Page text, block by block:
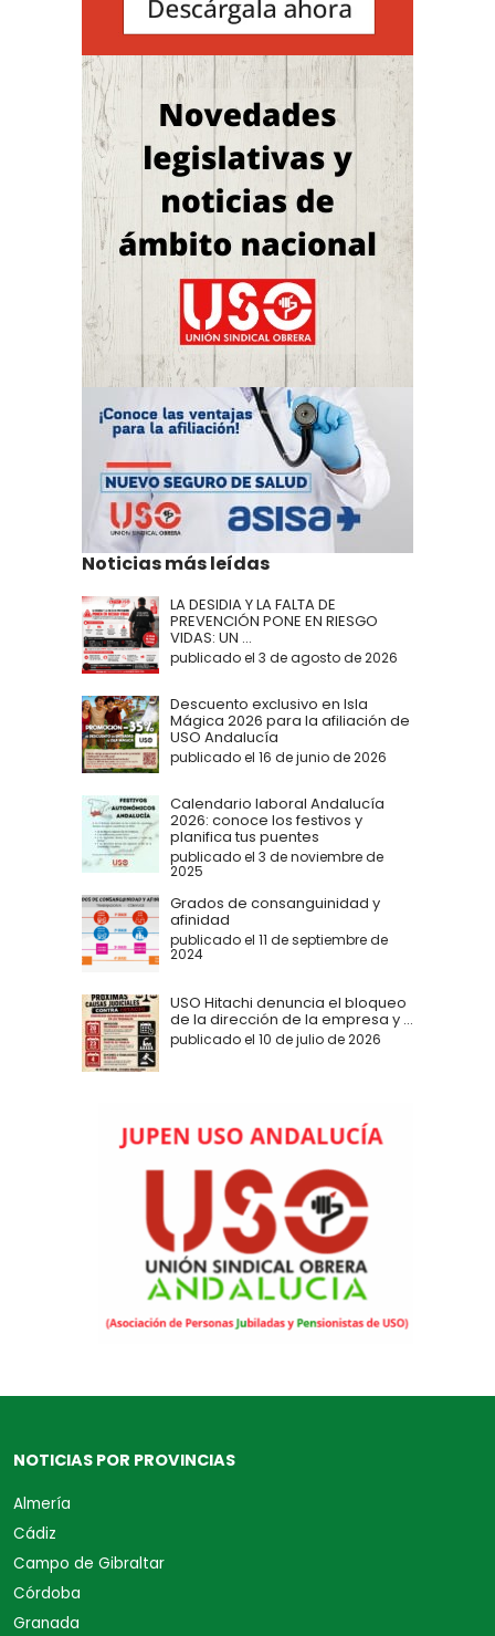
Noticias más leídas
LA DESIDIA Y LA FALTA DE
PREVENCIÓN PONE EN RIESGO
VIDAS: UN ...
publicado el 3 de agosto de 2026
Descuento exclusivo en Isla
Mágica 2026 para la afiliación de
USO Andalucía
publicado el 16 de junio de 2026
Calendario laboral Andalucía
2026: conoce los festivos y
planifica tus puentes
publicado el 3 de noviembre de
2025
Grados de consanguinidad y
afinidad
publicado el 11 de septiembre de
2024
USO Hitachi denuncia el bloqueo
de la dirección de la empresa y ...
publicado el 10 de julio de 2026
NOTICIAS POR PROVINCIAS
Almería
Cádiz
Campo de Gibraltar
Córdoba
Granada